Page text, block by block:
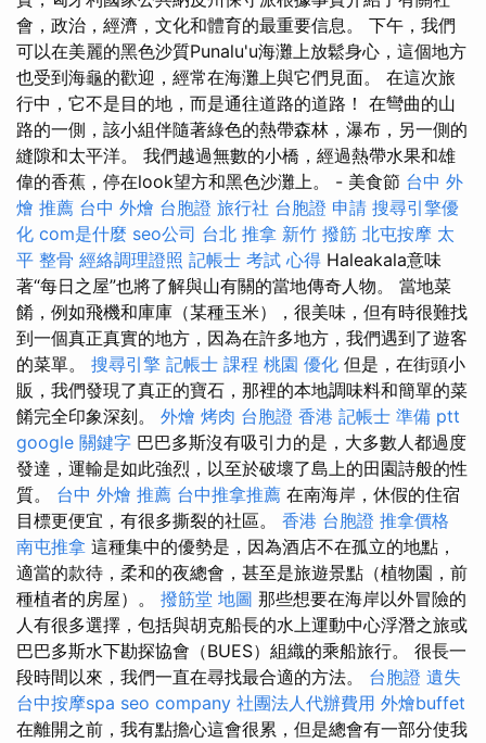
會，政治，經濟，文化和體育的最重要信息。 下午，我們
可以在美麗的黑色沙質Punalu'u海灘上放鬆身心，這個地方
也受到海龜的歡迎，經常在海灘上與它們見面。 在這次旅
行中，它不是目的地，而是通往道路的道路！ 在彎曲的山
路的一側，該小組伴隨著綠色的熱帶森林，瀑布，另一側的
縫隙和太平洋。 我們越過無數的小橋，經過熱帶水果和雄
偉的香蕉，停在look望方和黑色沙灘上。 - 美食節 台中 外
燴 推薦 台中 外燴 台胞證 旅行社 台胞證 申請 搜尋引擎優
化 com是什麼 seo公司 台北 推拿 新竹 撥筋 北屯按摩 太
平 整骨 經絡調理證照 記帳士 考試 心得 Haleakala意味
著“每日之屋”也將了解與山有關的當地傳奇人物。 當地菜
餚，例如飛機和庫庫（某種玉米），很美味，但有時很難找
到一個真正真實的地方，因為在許多地方，我們遇到了遊客
的菜單。 搜尋引擎 記帳士 課程 桃園 優化 但是，在街頭小
販，我們發現了真正的寶石，那裡的本地調味料和簡單的菜
餚完全印象深刻。 外燴 烤肉 台胞證 香港 記帳士 準備 ptt
google 關鍵字 巴巴多斯沒有吸引力的是，大多數人都過度
發達，運輸是如此強烈，以至於破壞了島上的田園詩般的性
質。 台中 外燴 推薦 台中推拿推薦 在南海岸，休假的住宿
目標更便宜，有很多撕裂的社區。 香港 台胞證 推拿價格
南屯推拿 這種集中的優勢是，因為酒店不在孤立的地點，
適當的款待，柔和的夜總會，甚至是旅遊景點（植物園，前
種植者的房屋）。 撥筋堂 地圖 那些想要在海岸以外冒險的
人有很多選擇，包括與胡克船長的水上運動中心浮潛之旅或
巴巴多斯水下勘探協會（BUES）組織的乘船旅行。 很長一
段時間以來，我們一直在尋找最合適的方法。 台胞證 遺失
台中按摩spa seo company 社團法人代辦費用 外燴buffet
在離開之前，我有點擔心這會很累，但是總會有一部分使我